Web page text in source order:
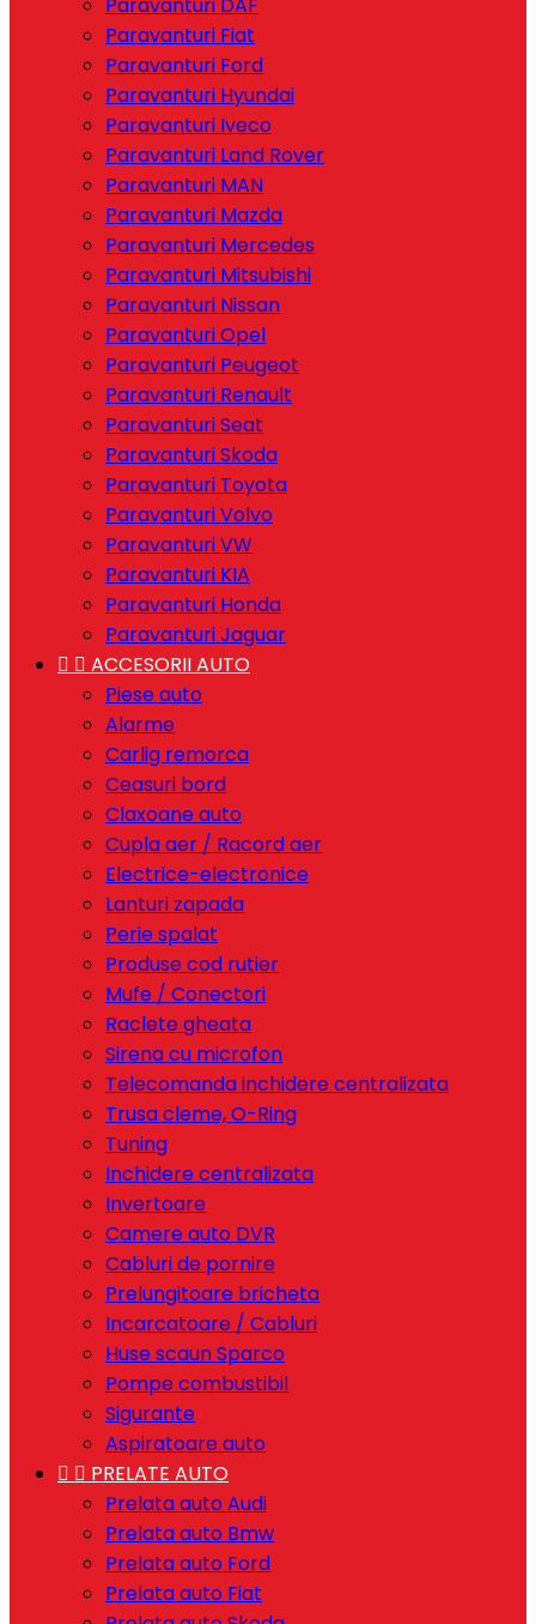
Paravanturi Fiat
Paravanturi Ford
Paravanturi Hyundai
Paravanturi Iveco
Paravanturi Land Rover
Paravanturi MAN
Paravanturi Mazda
Paravanturi Mercedes
Paravanturi Mitsubishi
Paravanturi Nissan
Paravanturi Opel
Paravanturi Peugeot
Paravanturi Renault
Paravanturi Seat
Paravanturi Skoda
Paravanturi Toyota
Paravanturi Volvo
Paravanturi VW
Paravanturi KIA
Paravanturi Honda
Paravanturi Jaguar
  ACCESORII AUTO
Piese auto
Alarme
Carlig remorca
Ceasuri bord
Claxoane auto
Cupla aer / Racord aer
Electrice-electronice
Lanturi zapada
Perie spalat
Produse cod rutier
Mufe / Conectori
Raclete gheata
Sirena cu microfon
Telecomanda inchidere centralizata
Trusa cleme, O-Ring
Tuning
Inchidere centralizata
Invertoare
Camere auto DVR
Cabluri de pornire
Prelungitoare bricheta
Incarcatoare / Cabluri
Huse scaun Sparco
Pompe combustibil
Sigurante
Aspiratoare auto
  PRELATE AUTO
Prelata auto Audi
Prelata auto Bmw
Prelata auto Ford
Prelata auto Fiat